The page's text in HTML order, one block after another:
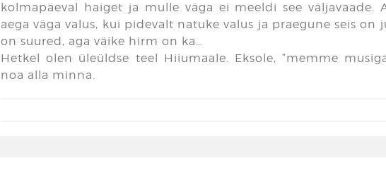
kolmapäeval haiget ja mulle väga ei meeldi see väljavaade.
aega väga valus, kui pidevalt natuke valus ja praegune seis on
on suured, aga väike hirm on ka…
Hetkel olen üleüldse teel Hiiumaale. Eksole, “memme
noa alla minna.